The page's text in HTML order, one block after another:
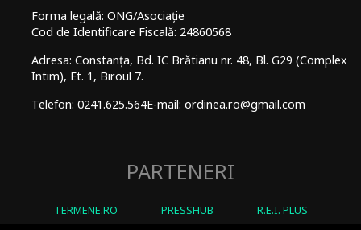
Forma legală: ONG/Asociație
Cod de Identificare Fiscală: 24860568
Adresa: Constanța, Bd. IC Brătianu nr. 48, Bl. G29 (Complex
Intim), Et. 1, Biroul 7.
Telefon: 0241.625.564E-mail: ordinea.ro@gmail.com
PARTENERI
TERMENE.RO PRESSHUB R.E.I. PLUS